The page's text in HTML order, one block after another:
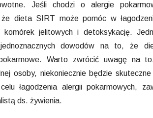
Jeśli chodzi o alergie
dieta SIRT może pomóc w
komórek jelitowych i detoksykację.
dowodów na to, że
Warto zwrócić uwagę na
osoby, niekoniecznie będzie
łagodzenia alergii pokarmowych,
ds. żywienia.